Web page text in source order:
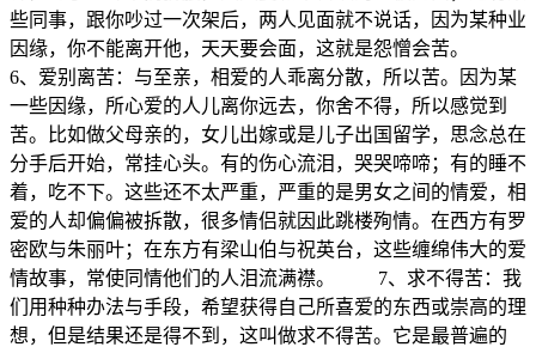
些同事，跟你吵过一次架后，两人见面就不说话，因为某种业
因缘，你不能离开他，天天要会面，这就是怨憎会苦。
6、爱别离苦：与至亲，相爱的人乖离分散，所以苦。因为某
一些因缘，所心爱的人儿离你远去，你舍不得，所以感觉到
苦。比如做父母亲的，女儿出嫁或是儿子出国留学，思念总在
分手后开始，常挂心头。有的伤心流泪，哭哭啼啼；有的睡不
着，吃不下。这些还不太严重，严重的是男女之间的情爱，相
爱的人却偏偏被拆散，很多情侣就因此跳楼殉情。在西方有罗
密欧与朱丽叶；在东方有梁山伯与祝英台，这些缠绵伟大的爱
情故事，常使同情他们的人泪流满襟。 7、求不得苦：我
们用种种办法与手段，希望获得自己所喜爱的东西或崇高的理
想，但是结果还是得不到，这叫做求不得苦。它是最普遍的